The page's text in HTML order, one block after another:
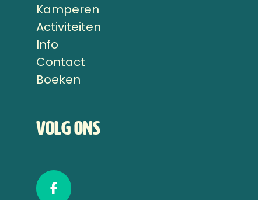
Kamperen
Activiteiten
Info
Contact
Boeken
Volg ons